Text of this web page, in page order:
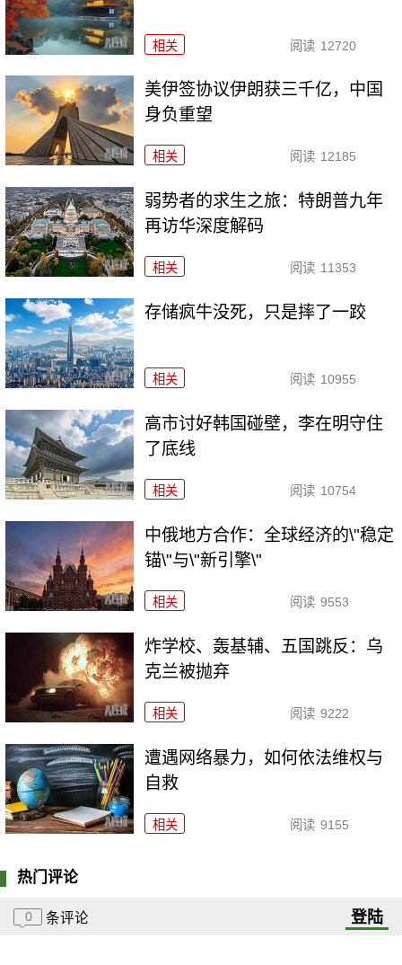
相关 阅读 12720
美伊签协议伊朗获三千亿，中国
身负重望
相关 阅读 12185
弱势者的求生之旅：特朗普九年
再访华深度解码
相关 阅读 11353
存储疯牛没死，只是摔了一跤
相关 阅读 10955
高市讨好韩国碰壁，李在明守住
了底线
相关 阅读 10754
中俄地方合作：全球经济的\"稳定
锚\"与\"新引擎\"
相关 阅读 9553
炸学校、轰基辅、五国跳反：乌
克兰被抛弃
相关 阅读 9222
遭遇网络暴力，如何依法维权与
自救
相关 阅读 9155
热门评论
0 条评论 登陆